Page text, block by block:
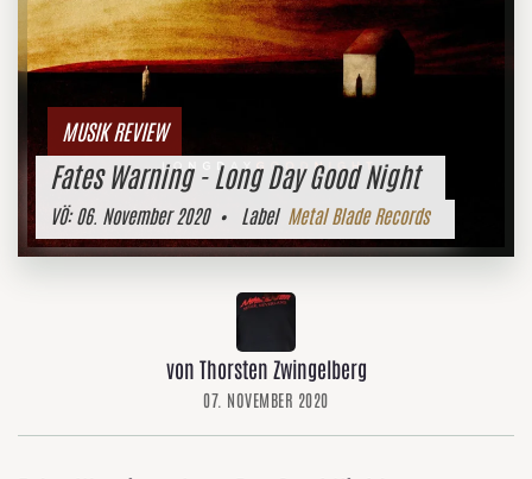
MUSIK REVIEW
Fates Warning - Long Day Good Night
VÖ:06. November 2020• Label Metal Blade Records
von Thorsten Zwingelberg
07. NOVEMBER 2020